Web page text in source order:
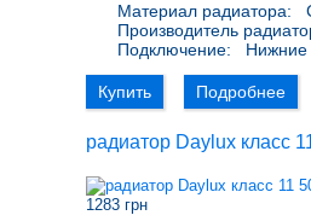
Материал радиатора:
Производитель
Подключение:
Нижние
Купить Подробнее
радиатор Daylux класс
1283 грн